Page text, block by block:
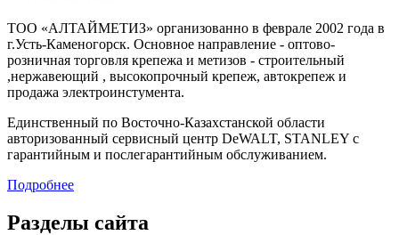
ТОО «АЛТАЙМЕТИЗ» организованно в феврале 2002 года в
г.Усть-Каменогорск. Основное направление - оптово-
розничная торговля крепежа и метизов - строительный
,нержавеющий , высокопрочный крепеж, автокрепеж и
продажа электроинстумента.
Единственный по Восточно-Казахстанской области
авторизованный сервисный центр DeWALT, STANLEY с
гарантийным и послегарантийным обслуживанием.
Подробнее
Разделы сайта